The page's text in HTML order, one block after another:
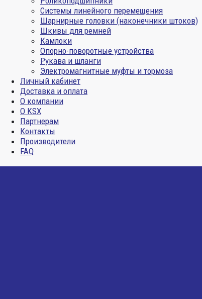
Системы линейного перемещения
Шарнирные головки (наконечники штоков)
Шкивы для ремней
Камлоки
Опорно-поворотные устройства
Рукава и шланги
Электромагнитные муфты и тормоза
Личный кабинет
Доставка и оплата
О компании
О KSX
Партнерам
Контакты
Производители
FAQ